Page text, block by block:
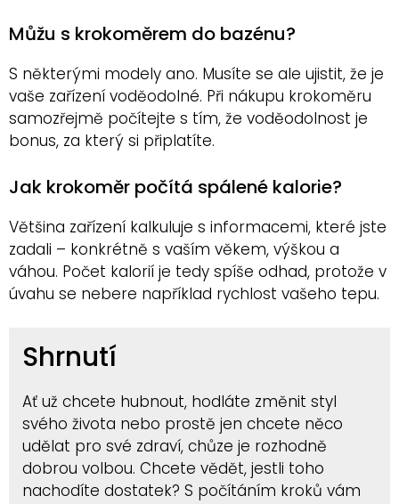
Můžu s krokoměrem do bazénu?
S některými modely ano. Musíte se ale ujistit, že je
vaše zařízení voděodolné. Při nákupu krokoměru
samozřejmě počítejte s tím, že voděodolnost je
bonus, za který si připlatíte.
Jak krokoměr počítá spálené kalorie?
Většina zařízení kalkuluje s informacemi, které jste
zadali – konkrétně s vaším věkem, výškou a
váhou. Počet kalorií je tedy spíše odhad, protože v
úvahu se nebere například rychlost vašeho tepu.
Shrnutí
Ať už chcete hubnout, hodláte změnit styl
svého života nebo prostě jen chcete něco
udělat pro své zdraví, chůze je rozhodně
dobrou volbou. Chcete vědět, jestli toho
nachodíte dostatek? S počítáním kroků vám